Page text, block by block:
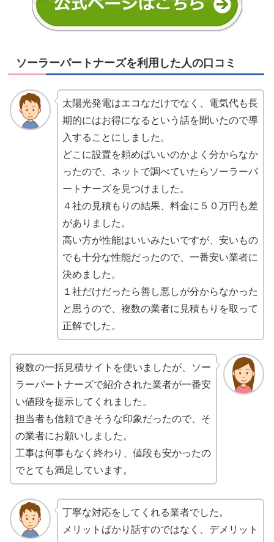
ソーラーパートナーズを利用した人の口コミ
太陽光発電はエコなだけでなく、電気代も長
期的にはお得になるという話を聞いたので導
入することにしました。
どこに設置を頼めばいいのかよく分からなか
ったので、ネットで調べていたらソーラーパ
ートナーズを見つけました。
４社の見積もりの結果、料金に５０万円も差
がありました。
高い方が性能はいいみたいですが、安いもの
でも十分な性能だったので、一番安い業者に
決めました。
１社だけだったら善し悪しが分からなかった
と思うので、複数の業者に見積もりを取って
正解でした。
複数の一括見積サイトを使いましたが、ソー
ラーパートナーズで紹介された業者が一番安
い値段を提示してくれました。
担当者も信頼できそうな印象だったので、そ
の業者にお願いしました。
工事は何事もなく終わり、値段も安かったの
でとても満足しています。
丁寧な対応をしてくれる業者でした。
メリットばかり話すのではなく、デメリット